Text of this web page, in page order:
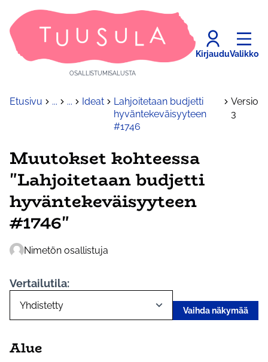
OSALLISTUMISALUSTA
KirjauduValikko
Etusivu ... ... Ideat
Lahjoitetaan budjetti
hyväntekeväisyyteen
#1746
Versio
3
Muutokset kohteessa
"Lahjoitetaan budjetti
hyväntekeväisyyteen
#1746"
Nimetön osallistuja
Vertailutila:
Vaihda näkymää
Alue